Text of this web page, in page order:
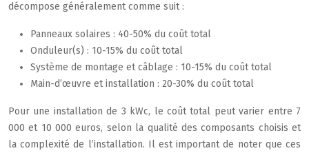
décompose généralement comme suit :
Panneaux solaires : 40-50% du coût total
Onduleur(s) : 10-15% du coût total
Système de montage et câblage : 10-15% du coût total
Main-d’œuvre et installation : 20-30% du coût total
Pour une installation de 3 kWc, le coût total peut varier entre 7
000 et 10 000 euros, selon la qualité des composants choisis et
la complexité de l’installation. Il est important de noter que ces